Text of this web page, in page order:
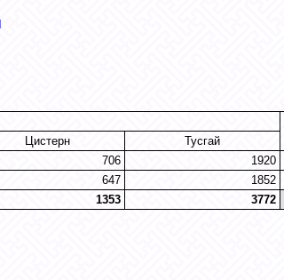
Цистерн
Тусгай
706 1920
647 1852
1353 3772